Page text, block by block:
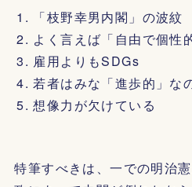
「枝野幸男内閣」の波紋
よく言えば「自由で個性
雇用よりもSDGs
若者はみな「進歩的」な
想像力が欠けている
特筆すべきは、一での明治